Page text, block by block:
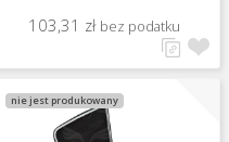
103,31 zł bez podatku
nie jest produkowany